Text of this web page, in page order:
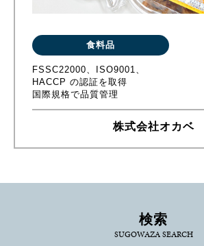
食料品
FSSC22000、ISO9001、
HACCP の認証を取得
国際規格で品質管理
株式会社オカベ
検索
SUGOWAZA SEARCH